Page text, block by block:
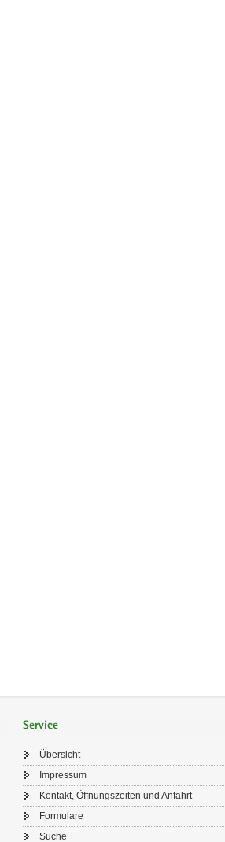
Service
Übersicht
Impressum
Kontakt, Öffnungszeiten und Anfahrt
Formulare
Suche